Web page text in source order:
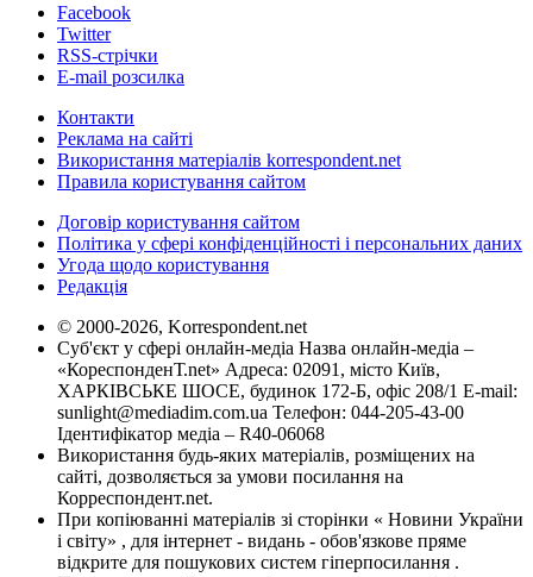
Facebook
Twitter
RSS-стрічки
E-mail розсилка
Контакти
Реклама на сайті
Використання матеріалів korrespondent.net
Правила користування сайтом
Договір користування сайтом
Політика у сфері конфіденційності і персональних даних
Угода щодо користування
Редакція
© 2000-2026, Korrespondent.net
Суб'єкт у сфері онлайн-медіа Назва онлайн-медіа –
«КореспонденТ.net» Адреса: 02091, місто Київ,
ХАРКІВСЬКЕ ШОСЕ, будинок 172-Б, офіс 208/1 E-mail:
sunlight@mediadim.com.ua Телефон: 044-205-43-00
Ідентифікатор медіа – R40-06068
Використання будь-яких матеріалів, розміщених на
сайті, дозволяється за умови посилання на
Корреспондент.net.
При копіюванні матеріалів зі сторінки « Новини України
і світу» , для інтернет - видань - обов'язкове пряме
відкрите для пошукових систем гіперпосилання .